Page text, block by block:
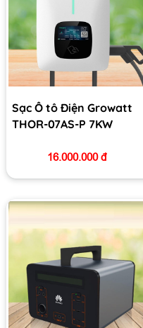
Sạc Ô tô Điện Growatt
THOR-07AS-P 7KW
16.000.000 đ